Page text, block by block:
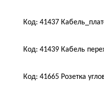
Код: 41437
Код: 41439 Кабель
Код: 41665 Розетка